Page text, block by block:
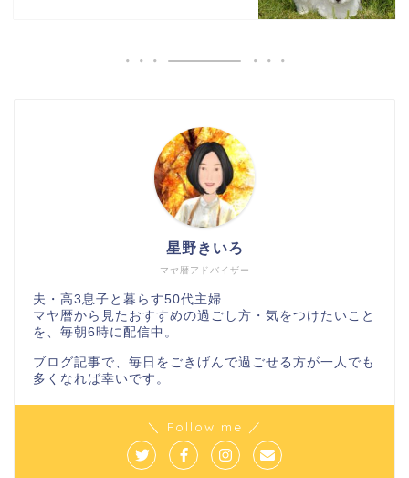
マヤ暦アドバイザー
星野きいろ
夫・高3息子と暮らす50代主婦
マヤ暦から見たおすすめの過ごし方・気をつけたいこと
を、毎朝6時に配信中。
ブログ記事で、毎日をごきげんで過ごせる方が一人でも
多くなれば幸いです。
＼ Follow me ／